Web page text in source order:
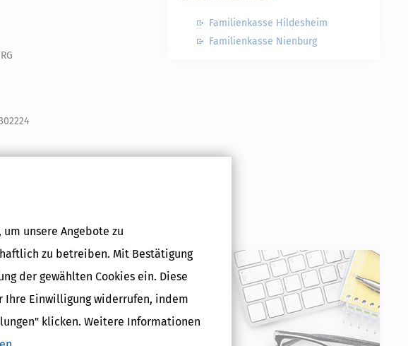
unsere Angebote zu
zu betreiben. Mit Bestätigung
der gewählten Cookies ein. Diese
Ihre Einwilligung widerrufen, indem
klicken. Weitere Informationen
plus (Steuerjahr
2025) - gewerbliche Lizenz
Familienkasse Hildesheim
Familienkasse Nienburg